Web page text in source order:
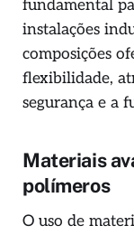
fundamental
instalações
composições
flexibilidade,
segurança e a
Materiais
polímeros
O uso de